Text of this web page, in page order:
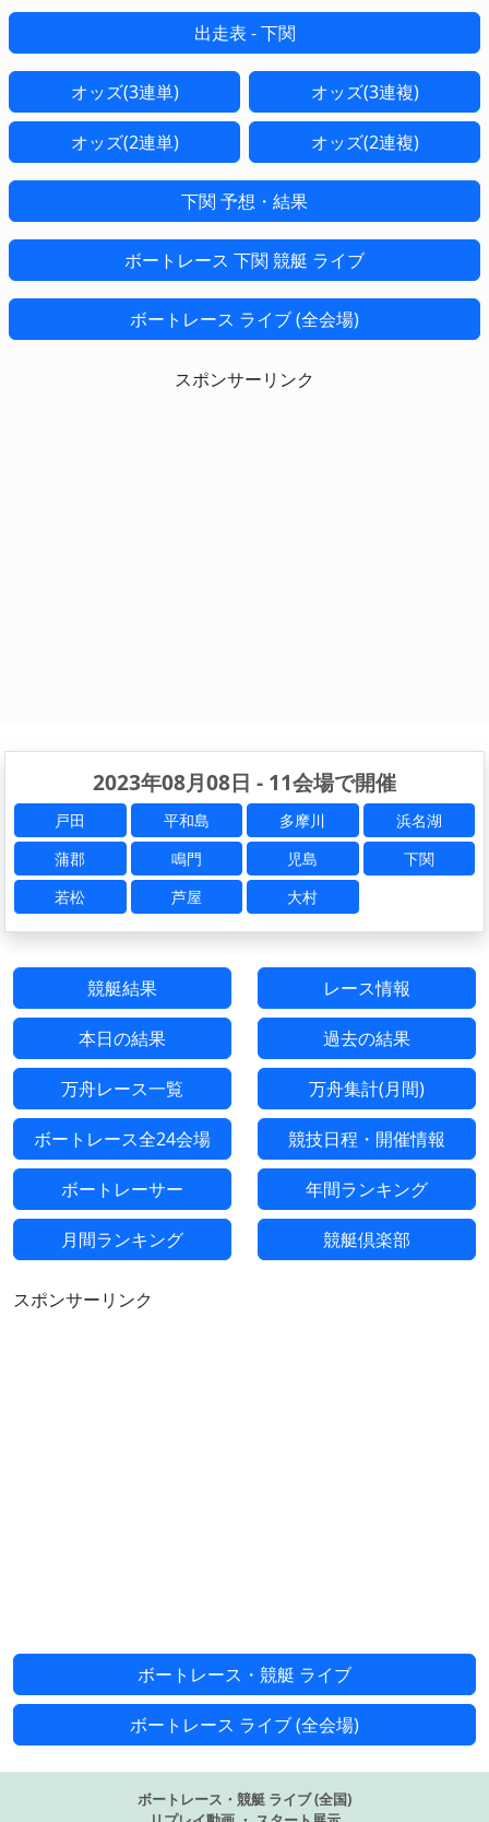
出走表 - 下関
オッズ(3連単) オッズ(3連複)
オッズ(2連単) オッズ(2連複)
下関 予想・結果
ボートレース 下関 競艇 ライブ
ボートレース ライブ (全会場)
スポンサーリンク
2023年08月08日 - 11会場で開催
戸田 平和島 多摩川
浜名湖
蒲郡
鳴門 児島
下関
若松
芦屋 大村
競艇結果 レース情報
本日の結果 過去の結果
万舟レース一覧 万舟集計(月間)
ボートレース全24会場 競技日程・開催情報
ボートレーサー 年間ランキング
月間ランキング 競艇倶楽部
スポンサーリンク
ボートレース・競艇 ライブ
ボートレース ライブ (全会場)
ボートレース・競艇 ライブ (全国)